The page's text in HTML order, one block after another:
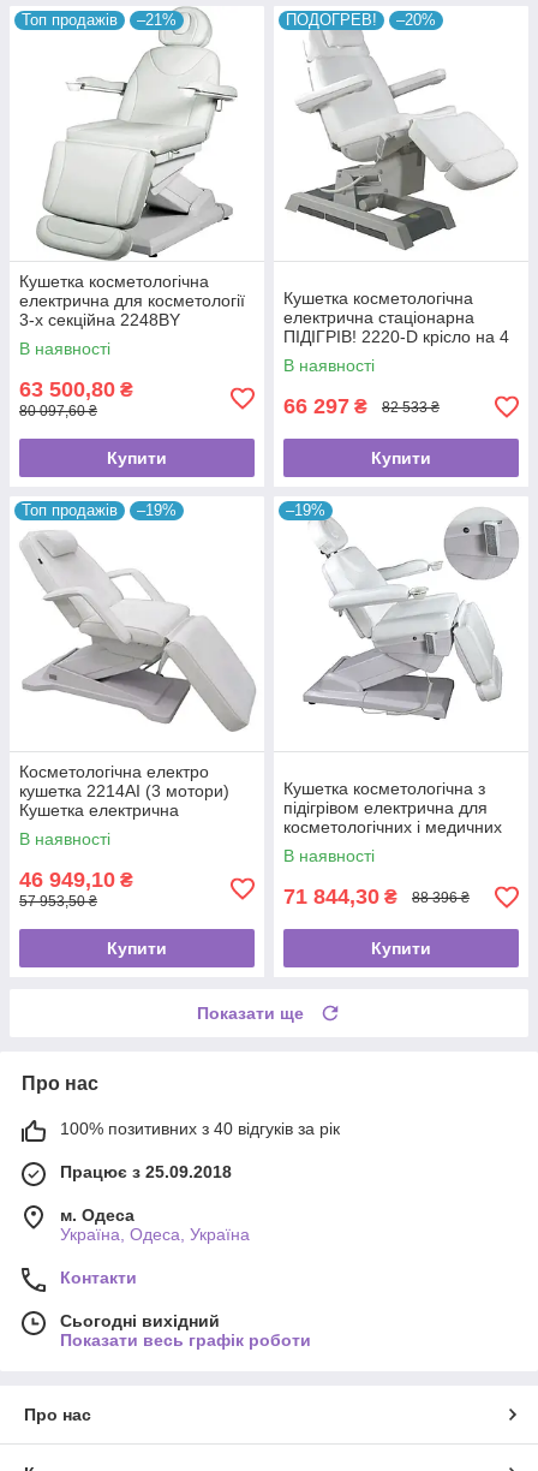
Топ продажів –21%
Кушетка косметологічна
електрична для косметології
3-х секційна 2248BY
В наявності
63 500,80 ₴
80 097,60 ₴
Купити
ПОДОГРЕВ! –20%
Кушетка косметологічна
електрична стаціонарна
ПІДІГРІВ! 2220-D крісло на 4
електромоторах косметолога
В наявності
66 297 ₴ 82 533 ₴
Купити
Топ продажів –19%
Косметологічна електро
кушетка 2214AI (3 мотори)
Кушетка електрична
косметологічна автоматична
В наявності
46 949,10 ₴
57 953,50 ₴
Купити
–19%
Кушетка косметологічна з
підігрівом електрична для
косметологічних і медичних
кабінетів
В наявності
71 844,30 ₴ 88 396 ₴
Купити
Показати ще
Про нас
100% позитивних з 40 відгуків за рік
Працює з 25.09.2018
м. Одеса
Україна, Одеса, Україна
Контакти
Сьогодні вихідний
Показати весь графік роботи
Про нас